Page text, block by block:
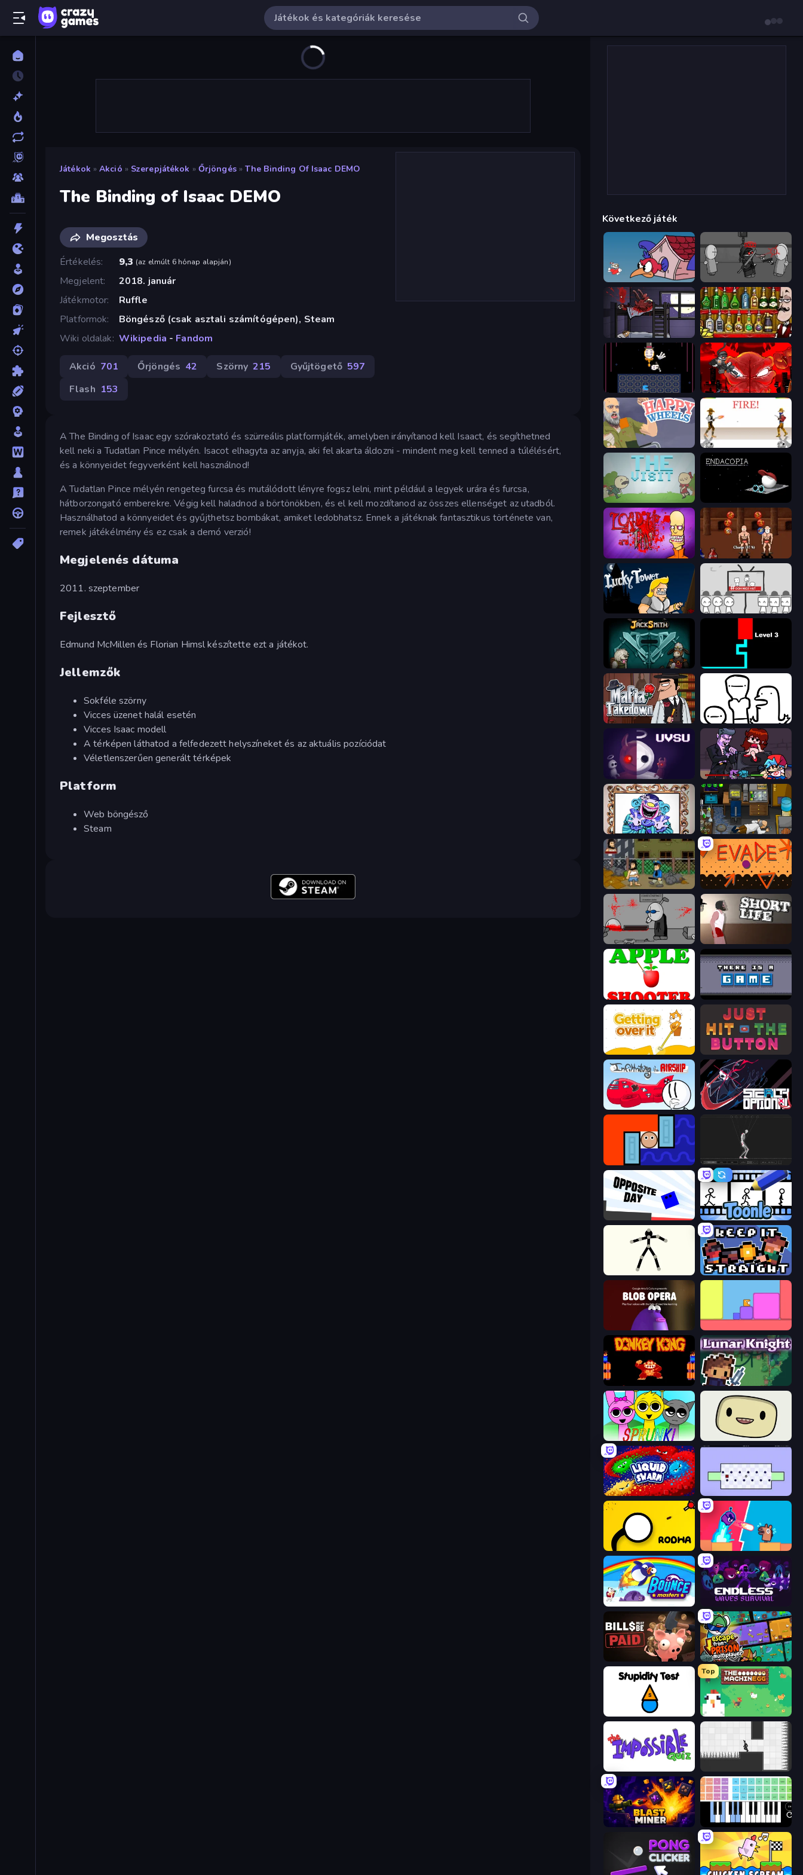
Játékok » Akció » Szerepjátékok » Őrjöngés » The Binding Of Isaac DEMO
The Binding of Isaac DEMO
Megosztás
Értékelés
9,3 (az elmúlt 6 hónap alapján)
Megjelent
2018. január
Játékmotor
Ruffle
Platformok
Böngésző (csak asztali számítógépen), Steam
Wiki oldalak Wikipedia - Fandom
Akció 701 Őrjöngés 42 Szörny 215 Gyűjtögető 597
Flash 153
A The Binding of Isaac egy szórakoztató és szürreális platformjáték, amelyben irányítanod kell Isaact, és segíthetned
kell neki a Tudatlan Pince mélyén. Isacot elhagyta az anyja, aki fel akarta áldozni - mindent meg kell tenned a túlélésért,
és a könnyeidet fegyverként kell használnod!
A Tudatlan Pince mélyén rengeteg furcsa és mutálódott lényre fogsz lelni, mint például a legyek urára és furcsa,
hátborzongató emberekre. Végig kell haladnod a börtönökben, és el kell mozdítanod az összes ellenséget az utadból.
Használhatod a könnyeidet és gyűjthetsz bombákat, amiket ledobhatsz. Ennek a játéknak fantasztikus története van,
remek játékélmény és ez csak a demó verzió!
Megjelenés dátuma
2011. szeptember
Fejlesztő
Edmund McMillen és Florian Himsl készítette ezt a játékot.
Jellemzők
Sokféle szörny
Vicces üzenet halál esetén
Vicces Isaac modell
A térképen láthatod a felfedezett helyszíneket és az aktuális pozíciódat
Véletlenszerűen generált térképek
Platform
Web böngésző
Steam
Következő játék
Cuphead Madness Project Nexus
The Visitor Bartender The Right Mix
Just One Boss Madness Accelerant
Happy Wheels Gunblood
The Visit Endacopia
Load Up and Kill Swords and Sandals 2
Lucky Tower We Become What We Behold
Jacksmith Scary Maze
Mafia Takedown I Don't Even Know
UVSU Friday Night Funkin'
Exhibit of Sorrows Foreign Creature
Hobo Evade
Madness Deathwish Short Life
Apple Shooter There Is No Game
Getting Over It Just Hit the Button
Infiltrating the Airship Stealth Optional
Lava and Aqua Skeleton Simulator
Opposite Day Toonle
Stick Animator Keep It Straight
Blob Opera
Donkey Kong Returns Lunar Knight
Sprunki SuperWEIRD
Liquid Swarm
Rodha Boom Slingers ReBoom
Bouncemasters Endless Waves Survival
Bills Must Be Paid Escape From Prison Multiplayer
Stupidity Test
Top
The MachinEGG
Blast Miner Virtual Online Piano